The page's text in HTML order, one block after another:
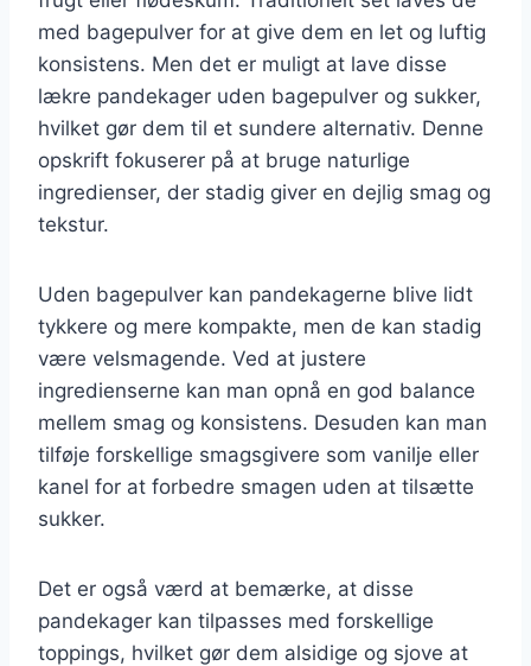
med bagepulver for at give dem en let og luftig
konsistens. Men det er muligt at lave disse
lækre pandekager uden bagepulver og sukker,
hvilket gør dem til et sundere alternativ. Denne
opskrift fokuserer på at bruge naturlige
ingredienser, der stadig giver en dejlig smag og
tekstur.
Uden bagepulver kan pandekagerne blive lidt
tykkere og mere kompakte, men de kan stadig
være velsmagende. Ved at justere
ingredienserne kan man opnå en god balance
mellem smag og konsistens. Desuden kan man
tilføje forskellige smagsgivere som vanilje eller
kanel for at forbedre smagen uden at tilsætte
sukker.
Det er også værd at bemærke, at disse
pandekager kan tilpasses med forskellige
toppings, hvilket gør dem alsidige og sjove at